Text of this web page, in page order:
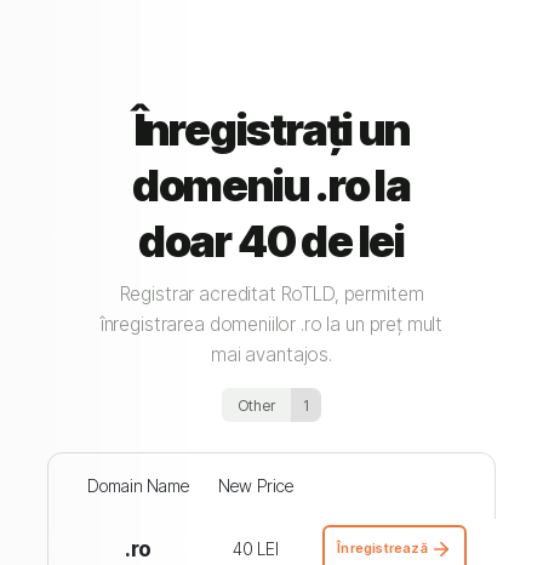
Înregistrați un
domeniu .ro la
doar 40 de lei
Registrar acreditat RoTLD, permitem
înregistrarea domeniilor .ro la un preț mult
mai avantajos.
Other 1
Domain Name New Price
.ro 40 LEI Înregistrează